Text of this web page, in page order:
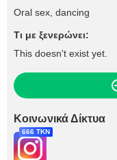
Oral sex, dancing
Τι με ξενερώνει:
This doesn't exist yet.
Κοινωνικά Δίκτυα
666 TKN